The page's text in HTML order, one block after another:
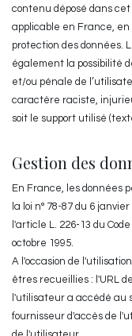
contenu déposé dans
applicable en France,
protection des données.
également la possibilité
et/ou pénale de
caractère raciste,
soit le support utilisé
Gestion des
En France, les données
la loi n° 78-87 du 6
l'article L. 226-13 du
octobre 1995.
A l'occasion de
êtres recueillies : l'URL
l'utilisateur a accédé au
fournisseur d'accès de